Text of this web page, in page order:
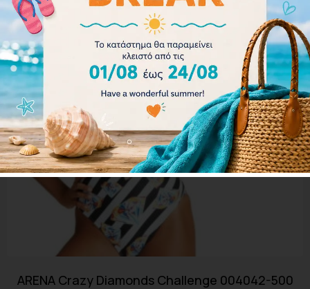
ARENA Crazy Diamonds Challenge 004042-500